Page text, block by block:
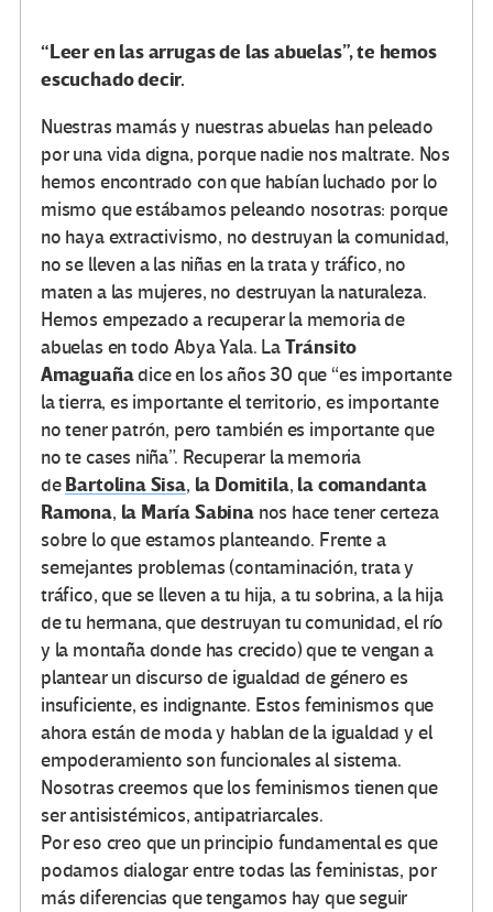
“Leer en las arrugas de las abuelas”, te hemos
escuchado decir.
Nuestras mamás y nuestras abuelas han peleado
por una vida digna, porque nadie nos maltrate. Nos
hemos encontrado con que habían luchado por lo
mismo que estábamos peleando nosotras: porque
no haya extractivismo, no destruyan la comunidad,
no se lleven a las niñas en la trata y tráfico, no
maten a las mujeres, no destruyan la naturaleza.
Hemos empezado a recuperar la memoria de
abuelas en todo Abya Yala. LaTránsito
Amaguañadice en los años 30 que “es importante
la tierra, es importante el territorio, es importante
no tener patrón, pero también es importante que
no te cases niña”. Recuperar la memoria
deBartolina Sisa, la Domitila, la comandanta
Ramona, la María Sabinanos hace tener certeza
sobre lo que estamos planteando. Frente a
semejantes problemas (contaminación, trata y
tráfico, que se lleven a tu hija, a tu sobrina, a la hija
de tu hermana, que destruyan tu comunidad, el río
y la montaña donde has crecido) que te vengan a
plantear un discurso de igualdad de género es
insuficiente, es indignante. Estos feminismos que
ahora están de moda y hablan de la igualdad y el
empoderamiento son funcionales al sistema.
Nosotras creemos que los feminismos tienen que
ser antisistémicos, antipatriarcales.
Por eso creo que un principio fundamental es que
podamos dialogar entre todas las feministas, por
más diferencias que tengamos hay que seguir